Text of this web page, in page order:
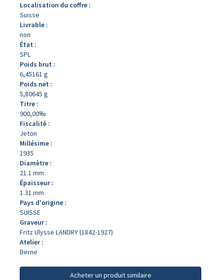
Localisation du coffre :
Suisse
Livrable :
non
État :
SPL
Poids brut :
6,45161 g
Poids net :
5,80645 g
Titre :
900,00‰
Fiscalité :
Jeton
Millésime :
1935
Diamètre :
21.1 mm
Épaisseur :
1.31 mm
Pays d'origine :
SUISSE
Graveur :
Fritz Ulysse LANDRY (1842-1927)
Atelier :
Berne
Acheter un produit similaire